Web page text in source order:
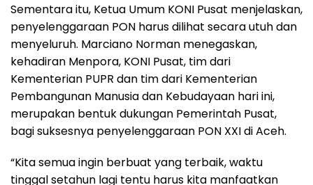
Sementara itu, Ketua Umum KONI Pusat menjelaskan,
penyelenggaraan PON harus dilihat secara utuh dan
menyeluruh. Marciano Norman menegaskan,
kehadiran Menpora, KONI Pusat, tim dari
Kementerian PUPR dan tim dari Kementerian
Pembangunan Manusia dan Kebudayaan hari ini,
merupakan bentuk dukungan Pemerintah Pusat,
bagi suksesnya penyelenggaraan PON XXI di Aceh.
“Kita semua ingin berbuat yang terbaik, waktu
tinggal setahun lagi tentu harus kita manfaatkan